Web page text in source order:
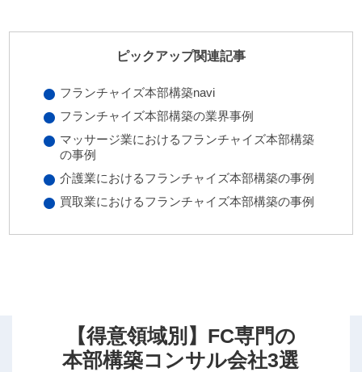
ピックアップ関連記事
フランチャイズ本部構築navi
フランチャイズ本部構築の業界事例
マッサージ業におけるフランチャイズ本部構築
の事例
介護業におけるフランチャイズ本部構築の事例
買取業におけるフランチャイズ本部構築の事例
【得意領域別】FC専門の
本部構築コンサル会社3選